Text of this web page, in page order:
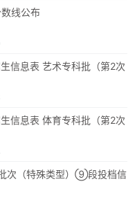
线公布
信息表 艺术专科批（第2次
信息表 体育专科批（第2次
次（特殊类型）⑨段投档信